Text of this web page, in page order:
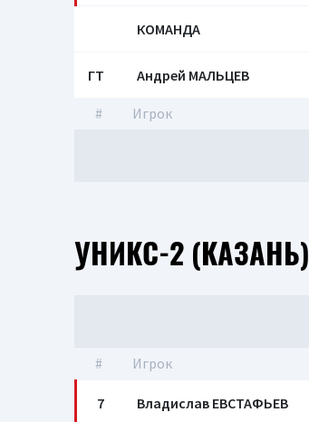
КОМАНДА
ГТ Андрей МАЛЬЦЕВ
# Игрок
УНИКС-2 (КАЗАНЬ)
# Игрок
7 Владислав ЕВСТАФЬЕВ